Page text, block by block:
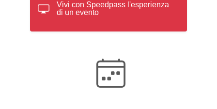
Vivi con Speedpass l'esperienza
di un evento